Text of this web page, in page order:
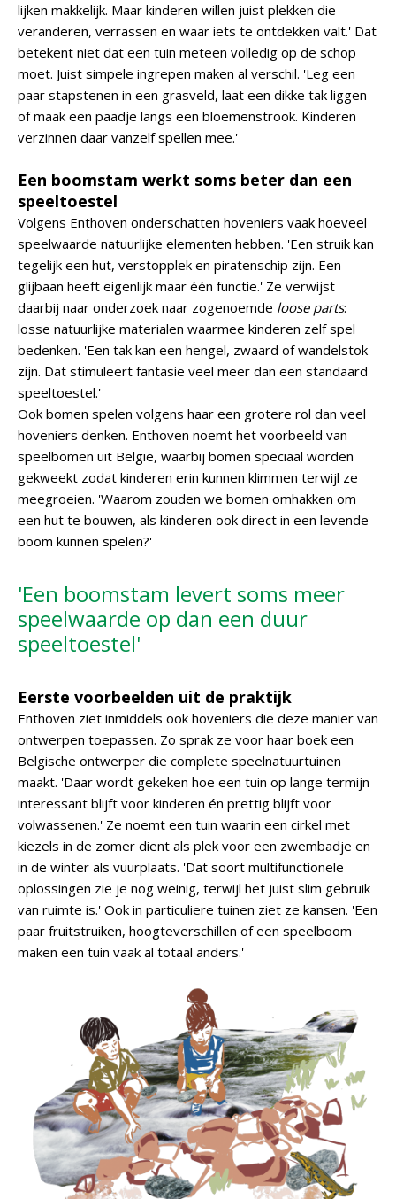
lijken makkelijk. Maar kinderen willen juist plekken die
veranderen, verrassen en waar iets te ontdekken valt.' Dat
betekent niet dat een tuin meteen volledig op de schop
moet. Juist simpele ingrepen maken al verschil. 'Leg een
paar stapstenen in een grasveld, laat een dikke tak liggen
of maak een paadje langs een bloemenstrook. Kinderen
verzinnen daar vanzelf spellen mee.'
Een boomstam werkt soms beter dan een
speeltoestel
Volgens Enthoven onderschatten hoveniers vaak hoeveel
speelwaarde natuurlijke elementen hebben. 'Een struik kan
tegelijk een hut, verstopplek en piratenschip zijn. Een
glijbaan heeft eigenlijk maar één functie.' Ze verwijst
daarbij naar onderzoek naar zogenoemde loose parts:
losse natuurlijke materialen waarmee kinderen zelf spel
bedenken. 'Een tak kan een hengel, zwaard of wandelstok
zijn. Dat stimuleert fantasie veel meer dan een standaard
speeltoestel.'
Ook bomen spelen volgens haar een grotere rol dan veel
hoveniers denken. Enthoven noemt het voorbeeld van
speelbomen uit België, waarbij bomen speciaal worden
gekweekt zodat kinderen erin kunnen klimmen terwijl ze
meegroeien. 'Waarom zouden we bomen omhakken om
een hut te bouwen, als kinderen ook direct in een levende
boom kunnen spelen?'
'Een boomstam levert soms meer
speelwaarde op dan een duur
speeltoestel'
Eerste voorbeelden uit de praktijk
Enthoven ziet inmiddels ook hoveniers die deze manier van
ontwerpen toepassen. Zo sprak ze voor haar boek een
Belgische ontwerper die complete speelnatuurtuinen
maakt. 'Daar wordt gekeken hoe een tuin op lange termijn
interessant blijft voor kinderen én prettig blijft voor
volwassenen.' Ze noemt een tuin waarin een cirkel met
kiezels in de zomer dient als plek voor een zwembadje en
in de winter als vuurplaats. 'Dat soort multifunctionele
oplossingen zie je nog weinig, terwijl het juist slim gebruik
van ruimte is.' Ook in particuliere tuinen ziet ze kansen. 'Een
paar fruitstruiken, hoogteverschillen of een speelboom
maken een tuin vaak al totaal anders.'